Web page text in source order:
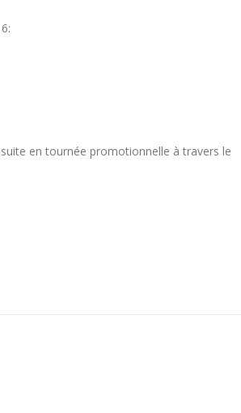
en tournée promotionnelle à travers le